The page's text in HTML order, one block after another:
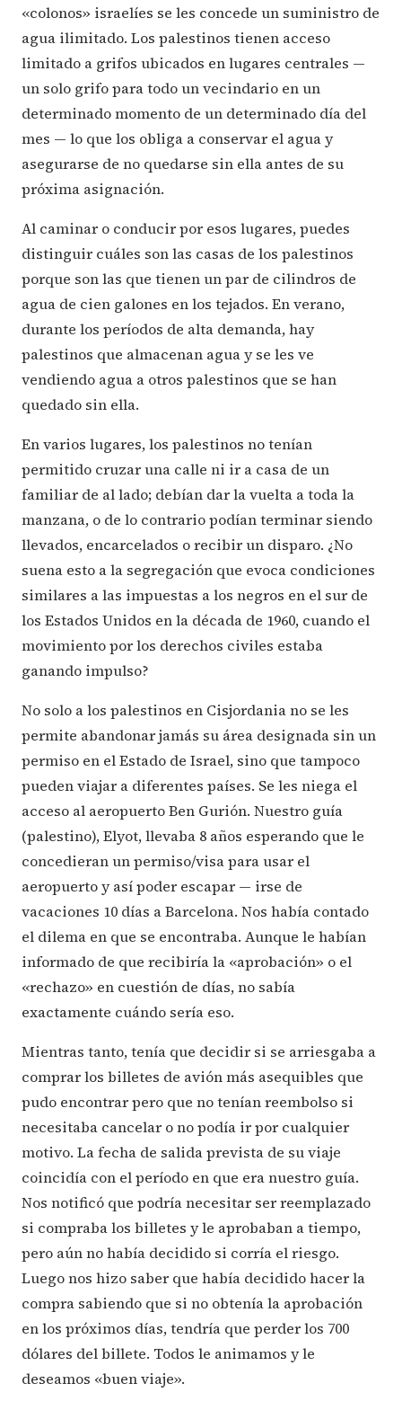
«colonos» israelíes se les concede un suministro de
agua ilimitado. Los palestinos tienen acceso
limitado a grifos ubicados en lugares centrales —
un solo grifo para todo un vecindario en un
determinado momento de un determinado día del
mes — lo que los obliga a conservar el agua y
asegurarse de no quedarse sin ella antes de su
próxima asignación.
Al caminar o conducir por esos lugares, puedes
distinguir cuáles son las casas de los palestinos
porque son las que tienen un par de cilindros de
agua de cien galones en los tejados. En verano,
durante los períodos de alta demanda, hay
palestinos que almacenan agua y se les ve
vendiendo agua a otros palestinos que se han
quedado sin ella.
En varios lugares, los palestinos no tenían
permitido cruzar una calle ni ir a casa de un
familiar de al lado; debían dar la vuelta a toda la
manzana, o de lo contrario podían terminar siendo
llevados, encarcelados o recibir un disparo. ¿No
suena esto a la segregación que evoca condiciones
similares a las impuestas a los negros en el sur de
los Estados Unidos en la década de 1960, cuando el
movimiento por los derechos civiles estaba
ganando impulso?
No solo a los palestinos en Cisjordania no se les
permite abandonar jamás su área designada sin un
permiso en el Estado de Israel, sino que tampoco
pueden viajar a diferentes países. Se les niega el
acceso al aeropuerto Ben Gurión. Nuestro guía
(palestino), Elyot, llevaba 8 años esperando que le
concedieran un permiso/visa para usar el
aeropuerto y así poder escapar — irse de
vacaciones 10 días a Barcelona. Nos había contado
el dilema en que se encontraba. Aunque le habían
informado de que recibiría la «aprobación» o el
«rechazo» en cuestión de días, no sabía
exactamente cuándo sería eso.
Mientras tanto, tenía que decidir si se arriesgaba a
comprar los billetes de avión más asequibles que
pudo encontrar pero que no tenían reembolso si
necesitaba cancelar o no podía ir por cualquier
motivo. La fecha de salida prevista de su viaje
coincidía con el período en que era nuestro guía.
Nos notificó que podría necesitar ser reemplazado
si compraba los billetes y le aprobaban a tiempo,
pero aún no había decidido si corría el riesgo.
Luego nos hizo saber que había decidido hacer la
compra sabiendo que si no obtenía la aprobación
en los próximos días, tendría que perder los 700
dólares del billete. Todos le animamos y le
deseamos «buen viaje».